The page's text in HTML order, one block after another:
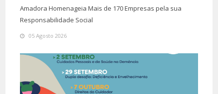
Amadora Homenageia Mais de 170 Empresas pela sua
Responsabilidade Social
05 Agosto 2026